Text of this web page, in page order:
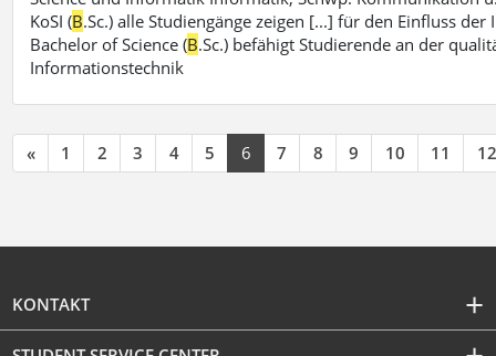
KoSI (B.Sc.) alle Studiengänge zeigen [...] für den Einfluss
Bachelor of Science (B.Sc.) befähigt Studierende an der
Informationstechnik
« 1 2 3 4 5 6 7 8 9 10 11 12
KONTAKT